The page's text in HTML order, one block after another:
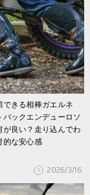
できる相棒ガエルネ
バックエンデューロソ
が良い？走り込んでわ
的な安心感
2026/3/16